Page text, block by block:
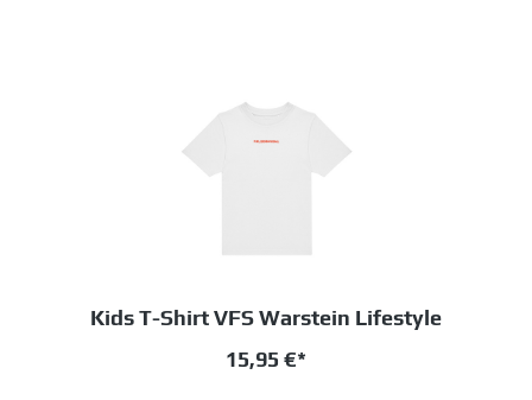
Kids T-Shirt VFS Warstein Lifestyle
15,95 €*